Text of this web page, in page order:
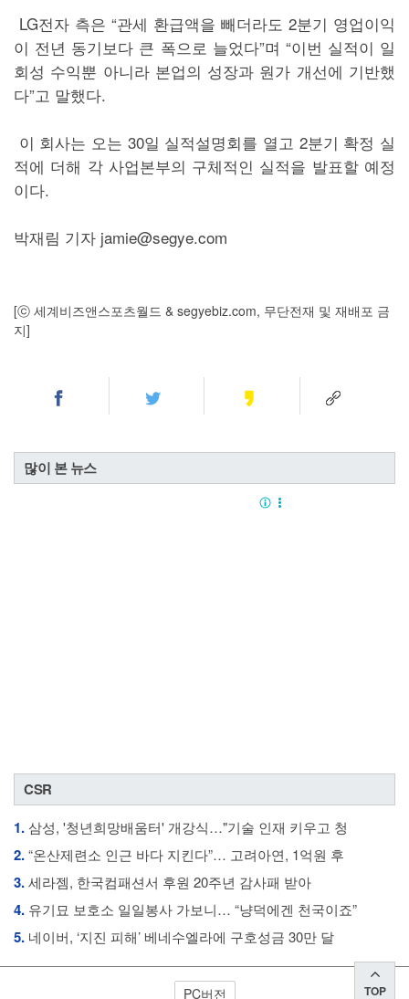
LG전자 측은 “관세 환급액을 빼더라도 2분기 영업이익
이 전년 동기보다 큰 폭으로 늘었다”며 “이번 실적이 일
회성 수익뿐 아니라 본업의 성장과 원가 개선에 기반했
다”고 말했다.
이 회사는 오는 30일 실적설명회를 열고 2분기 확정 실
적에 더해 각 사업본부의 구체적인 실적을 발표할 예정
이다.
박재림 기자 jamie@segye.com
[ⓒ 세계비즈앤스포츠월드 & segyebiz.com, 무단전재 및 재배포 금
지]
많이 본 뉴스
CSR
1.삼성, '청년희망배움터' 개강식…"기술 인재 키우고 청
2.“온산제련소 인근 바다 지킨다”… 고려아연, 1억원 후
3.세라젬, 한국컴패션서 후원 20주년 감사패 받아
4. 유기묘 보호소 일일봉사 가보니… “냥덕에겐 천국이죠”
5. 네이버, ‘지진 피해’ 베네수엘라에 구호성금 30만 달
PC버전 TOP